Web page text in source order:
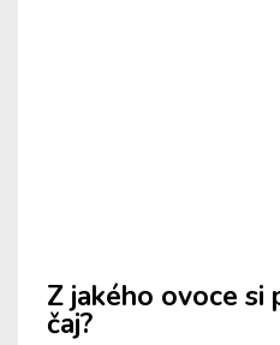
Z jakého ovoce si
čaj?